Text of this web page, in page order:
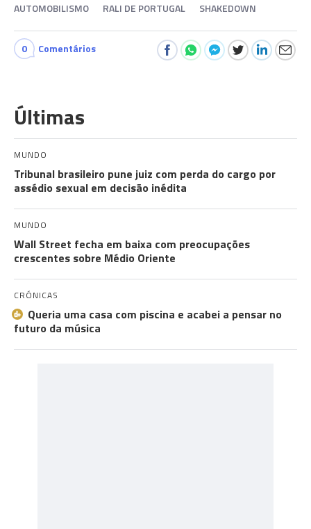
AUTOMOBILISMO RALI DE PORTUGAL SHAKEDOWN
0 Comentários
Últimas
MUNDO
Tribunal brasileiro pune juiz com perda do cargo por
assédio sexual em decisão inédita
MUNDO
Wall Street fecha em baixa com preocupações
crescentes sobre Médio Oriente
CRÓNICAS
Queria uma casa com piscina e acabei a pensar no
futuro da música